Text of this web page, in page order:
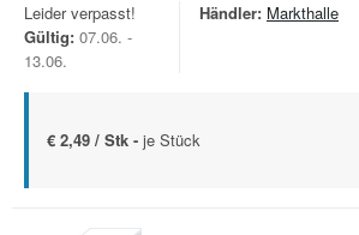
Leider verpasst!
Gültig: 07.06. -
13.06.
Händler: Markthalle
€ 2,49 / Stk - je Stück